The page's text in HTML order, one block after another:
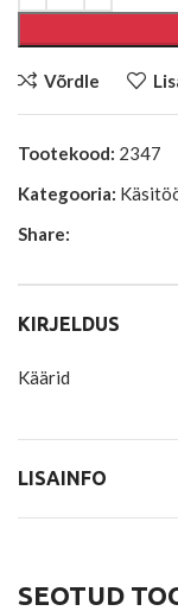
Võrdle
Tootekood: 2347
Kategooria:
Share:
KIRJELDUS
Käärid
LISAINFO
SEOTUD